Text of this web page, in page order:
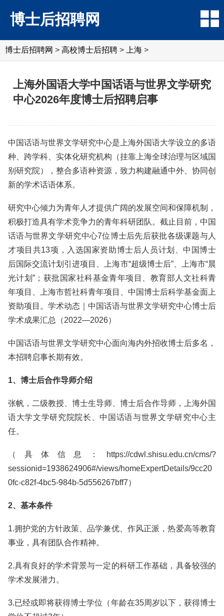
博士后招聘网
博士后招聘网 > 高校博士后招聘 > 上海 >
上海外国语大学中国话语与世界文学研究
中心2026年度博士后招聘启事
中国话语与世界文学研究中心是上海外国语大学设立的多语
种、跨学科、实体化研究机构（挂靠上海全球治理与区域国
别研究院），整合多语种资源，致力构建融通中外、协同创
新的学术话语体系。
研究中心倾力为青年人才提供广阔的发展空间和保障机制，
积极打造具有学术竞争力的青年科研团队。截止目前，中国
话语与世界文学研究中心7位博士后先后获批各级课题与人
才项目共13项，入选国家资助博士后人员计划、中国博士
后国际交流计划引进项目、上海市“超级博士后”、上海市“晨
光计划”；获批国家社科基金青年项目、教育部人文社科青
年项目、上海市哲社科青年项目、中国博士后科学基金面上
资助项目。学术动态｜中国话语与世界文学研究中心博士后
学术成果汇总（2022—2026）
中国话语与世界文学研究中心面向海内外招收博士后多名，
本招聘启事长期有效。
1、博士后合作导师介绍
张帆，二级教授、博士生导师、博士后合作导师，上海外国
语大学文学研究院院长、中国话语与世界文学研究中心主
任。
（具体信息：https://cdwl.shisu.edu.cn/cms/?
sessionid=1938624906#/views/homeExpertDetails/9cc20
0fc-c82f-4bc5-984b-5d556267bff7）
2、基本条件
1.拥护党的方针政策、品学兼优、作风正派，热爱高等教育
事业，具有团队合作精神。
2.具有良好的学术背景与一定的科研工作基础，具备较强的
学术发展潜力。
3.已经或即将获得博士学位（年龄在35周岁以下，获得博士